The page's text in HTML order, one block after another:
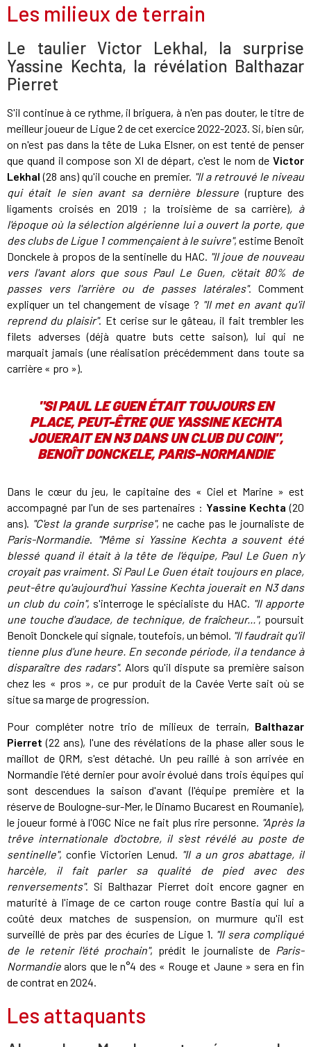
Les milieux de terrain
Le taulier Victor Lekhal, la surprise
Yassine Kechta, la révélation Balthazar
Pierret
S'il continue à ce rythme, il briguera, à n'en pas douter, le titre de
meilleur joueur de Ligue 2 de cet exercice 2022-2023. Si, bien sûr,
on n'est pas dans la tête de Luka Elsner, on est tenté de penser
que quand il compose son XI de départ, c'est le nom de Victor
Lekhal (28 ans) qu'il couche en premier. "Il a retrouvé le niveau
qui était le sien avant sa dernière blessure(rupture des
ligaments croisés en 2019 ; la troisième de sa carrière), à
l'époque où la sélection algérienne lui a ouvert la porte, que
des clubs de Ligue 1 commençaient à le suivre", estime Benoît
Donckele à propos de la sentinelle du HAC. "Il joue de nouveau
vers l'avant alors que sous Paul Le Guen, c'était 80% de
passes vers l'arrière ou de passes latérales". Comment
expliquer un tel changement de visage ? "Il met en avant qu'il
reprend du plaisir". Et cerise sur le gâteau, il fait trembler les
filets adverses (déjà quatre buts cette saison), lui qui ne
marquait jamais (une réalisation précédemment dans toute sa
carrière « pro »).
"SI PAUL LE GUEN ÉTAIT TOUJOURS EN
PLACE, PEUT-ÊTRE QUE YASSINE KECHTA
JOUERAIT EN N3 DANS UN CLUB DU COIN",
BENOÎT DONCKELE, PARIS-NORMANDIE
Dans le cœur du jeu, le capitaine des « Ciel et Marine » est
accompagné par l'un de ses partenaires : Yassine Kechta(20
ans). "C'est la grande surprise", ne cache pas le journaliste de
Paris-Normandie. "Même si Yassine Kechta a souvent été
blessé quand il était à la tête de l'équipe, Paul Le Guen n'y
croyait pas vraiment. Si Paul Le Guen était toujours en place,
peut-être qu'aujourd'hui Yassine Kechta jouerait en N3 dans
un club du coin", s'interroge le spécialiste du HAC. "Il apporte
une touche d'audace, de technique, de fraîcheur...", poursuit
Benoît Donckele qui signale, toutefois, un bémol. "Il faudrait qu'il
tienne plus d'une heure. En seconde période, il a tendance à
disparaître des radars". Alors qu'il dispute sa première saison
chez les « pros », ce pur produit de la Cavée Verte sait où se
situe sa marge de progression.
Pour compléter notre trio de milieux de terrain, Balthazar
Pierret (22 ans), l'une des révélations de la phase aller sous le
maillot de QRM, s'est détaché. Un peu raillé à son arrivée en
Normandie l'été dernier pour avoir évolué dans trois équipes qui
sont descendues la saison d'avant (l'équipe première et la
réserve de Boulogne-sur-Mer, le Dinamo Bucarest en Roumanie),
le joueur formé à l'OGC Nice ne fait plus rire personne. "Après la
trêve internationale d'octobre, il s'est révélé au poste de
sentinelle", confie Victorien Lenud. "Il a un gros abattage, il
harcèle, il fait parler sa qualité de pied avec des
renversements". Si Balthazar Pierret doit encore gagner en
maturité à l'image de ce carton rouge contre Bastia qui lui a
coûté deux matches de suspension, on murmure qu'il est
surveillé de près par des écuries de Ligue 1. "Il sera compliqué
de le retenir l'été prochain", prédit le journaliste de Paris-
Normandie alors que le n°4 des « Rouge et Jaune » sera en fin
de contrat en 2024.
Les attaquants